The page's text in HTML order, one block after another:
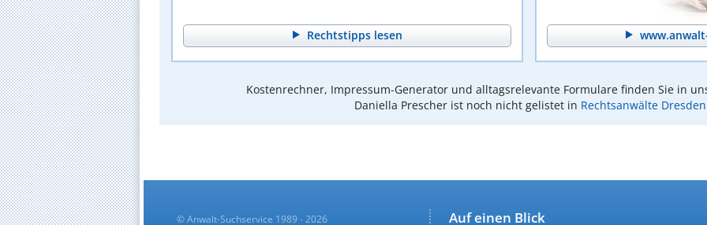
Rechtstipps lesen
Kostenrechner, Impressum-Generator und alltagsrelevante Formulare finden Sie in
Daniella Prescher ist noch nicht gelistet in Rechtsanwälte Dresden
Auf einen Blick
© Anwalt-Suchservice 1989 - 2026